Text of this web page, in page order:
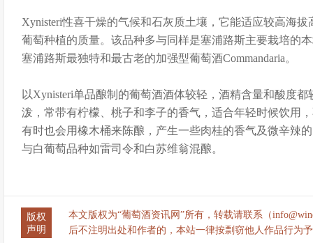
Xynisteri性喜干燥的气候和石灰质土壤，它能适应较高海
葡萄种植的质量。该品种多与同样是塞浦路斯主要栽培的
塞浦路斯最独特和最古老的加强型葡萄酒Commandaria。
以Xynisteri单品酿制的葡萄酒酒体较轻，酒精含量和酸度
泼，常带有柠檬、桃子和李子的香气，适合年轻时候饮用
有时也会用橡木桶来陈酿，产生一些肉桂的香气及微辛辣
与白葡萄品种如雷司令和白苏维翁混酿。
版权
声明
本文版权为“葡萄酒资讯网”所有，转载请联系（
后不注明出处和作者的，本站一律按剽窃他人作品行为